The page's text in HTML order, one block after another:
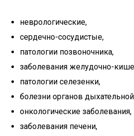
неврологические,
сердечно-сосудистые,
патологии позвоночника,
заболевания желудочно-
патологии селезенки,
болезни органов
онкологические заболевания,
заболевания печени,